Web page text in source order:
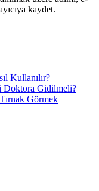
kaydet.
Kullanılır?
Doktora Gidilmeli?
Görmek